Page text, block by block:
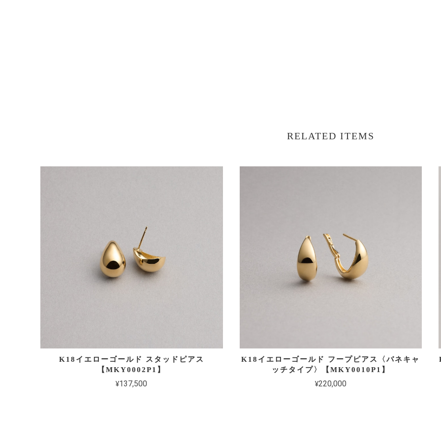
RELATED ITEMS
K18イエローゴールド スタッドピアス
【MKY0002P1】
¥137,500
K18イエローゴールド フープピアス〈バネキャ
ッチタイプ〉【MKY0010P1】
¥220,000